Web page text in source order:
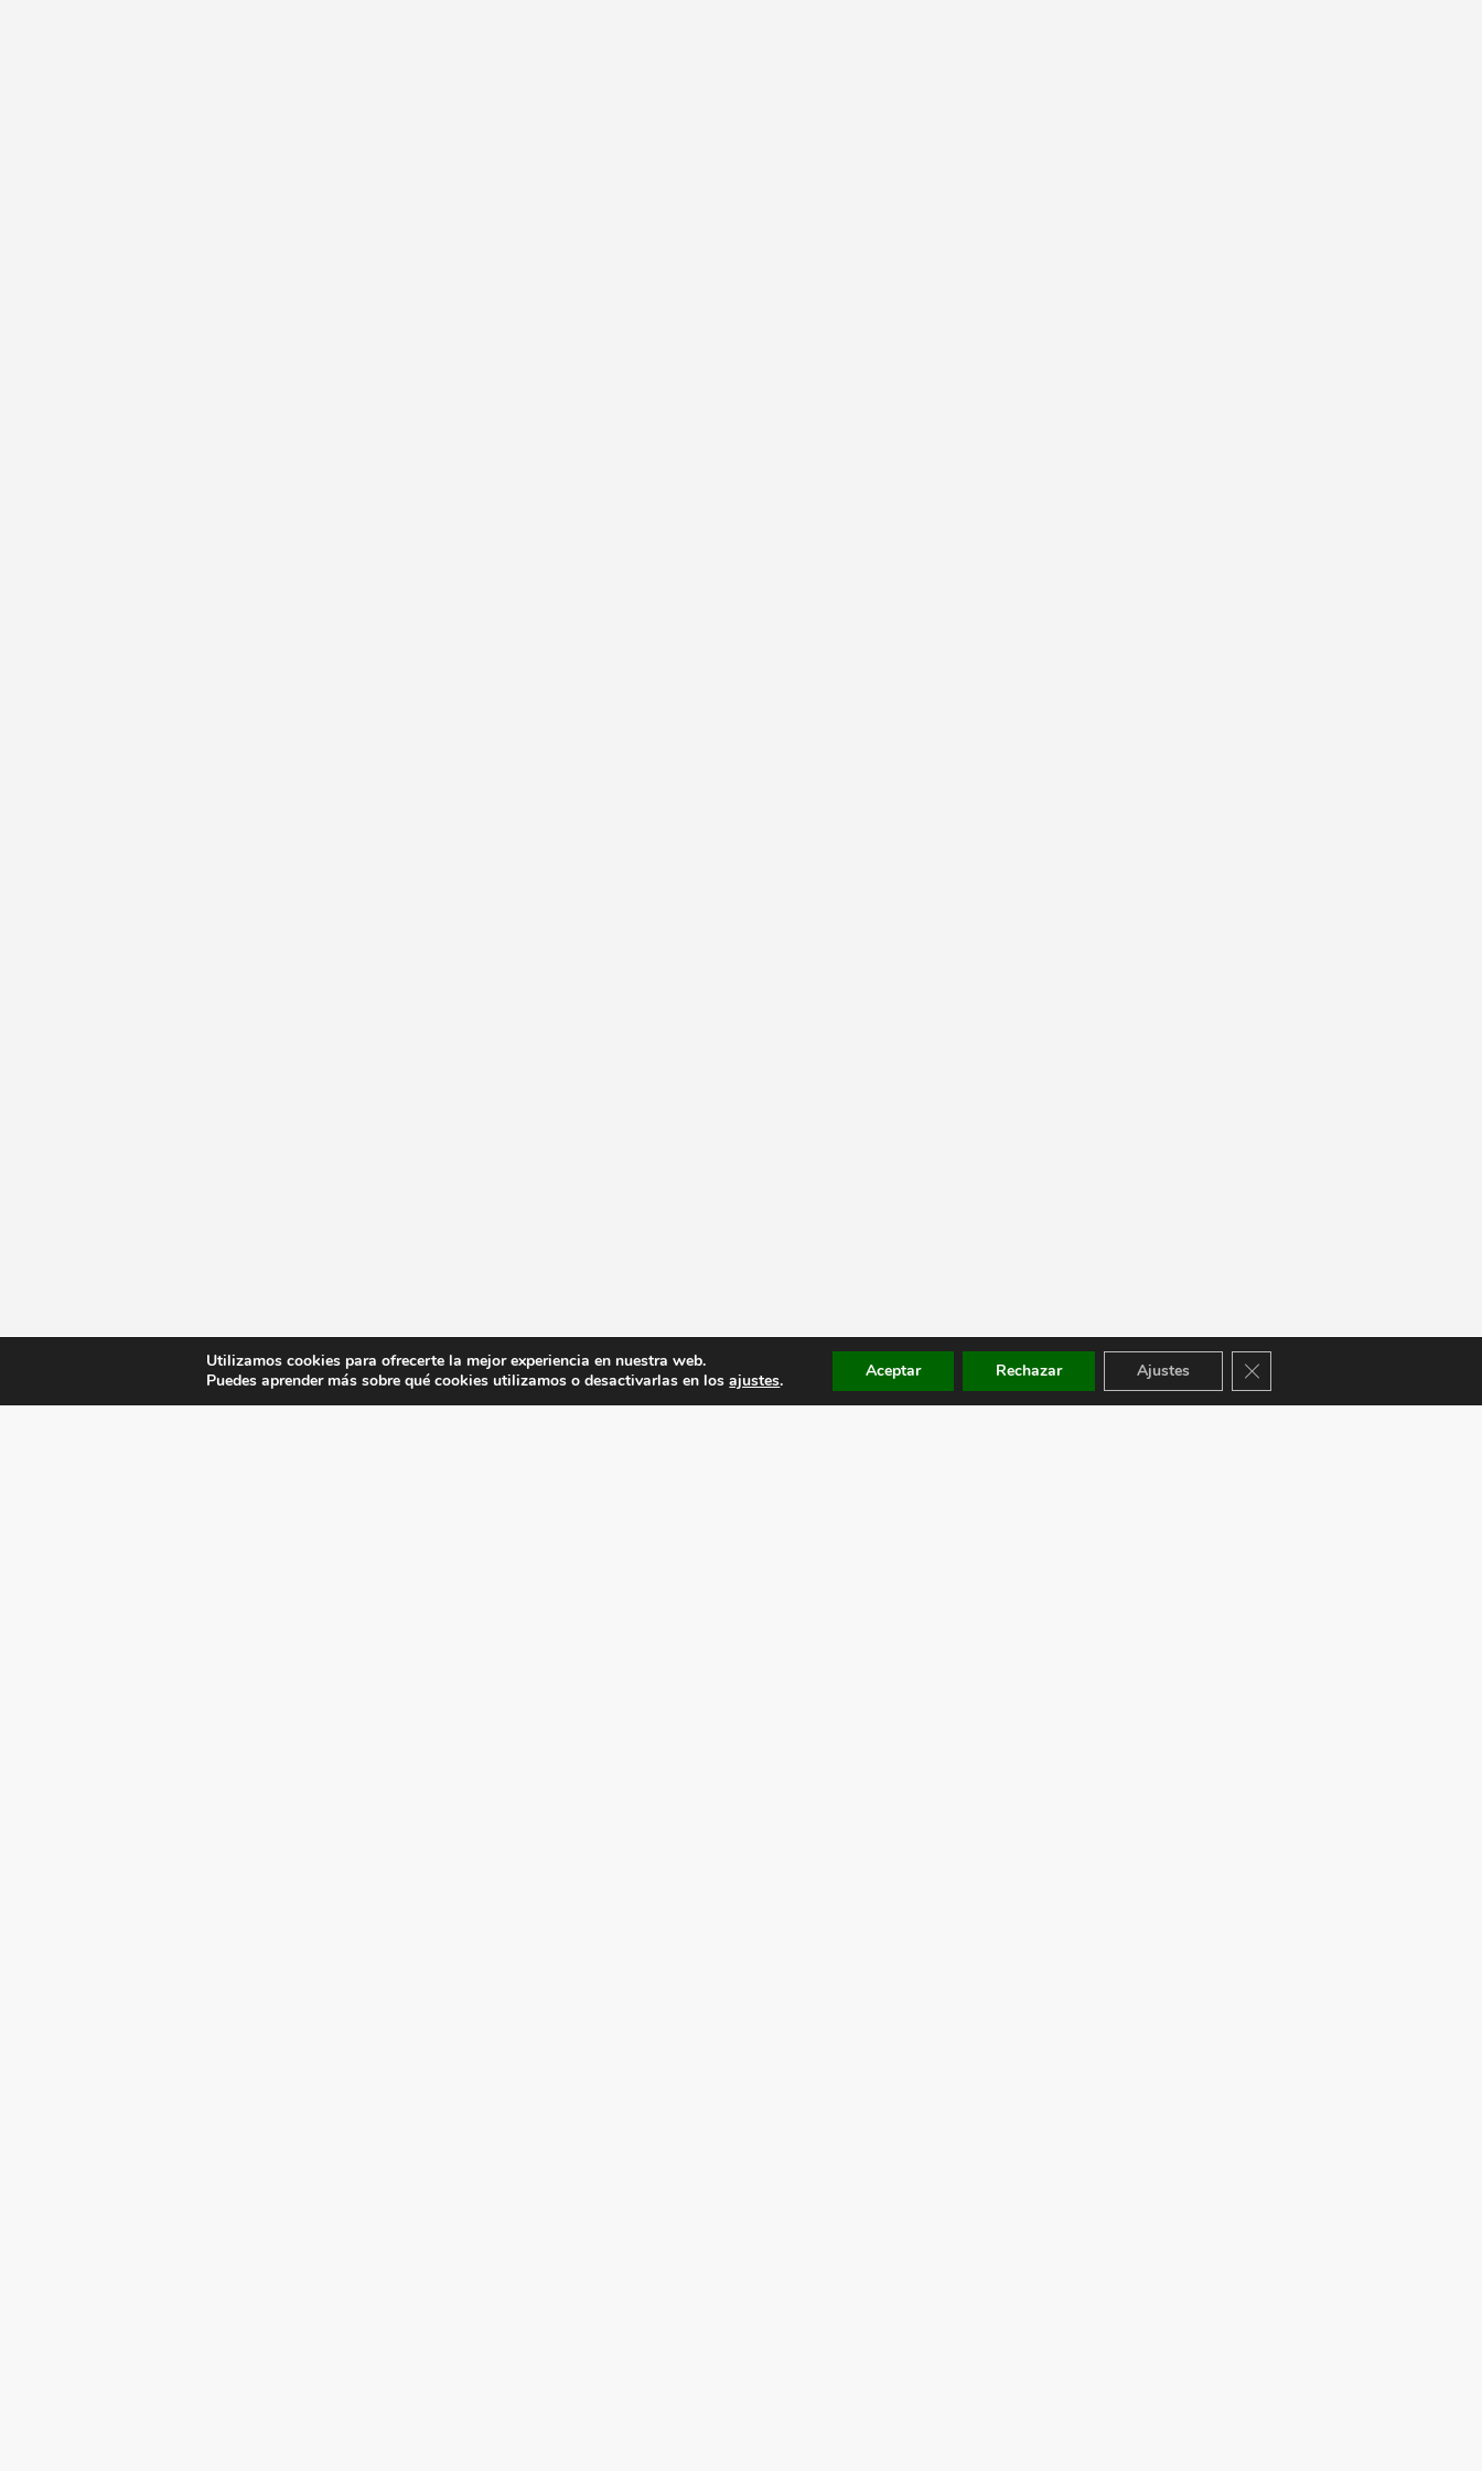
Utilizamos cookies para ofrecerte la mejor experiencia en nuestra web.
Puedes aprender más sobre qué cookies utilizamos o desactivarlas en losajustes. Aceptar Rechazar Ajustes Cerrar el banner de cookies RGPD